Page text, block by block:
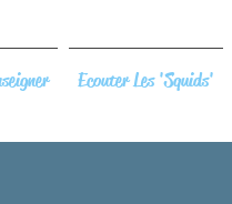
Ecouter Les 'Squids'